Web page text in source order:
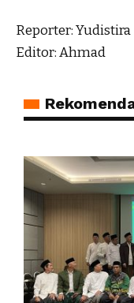
Reporter: Yudistira
Editor: Ahmad